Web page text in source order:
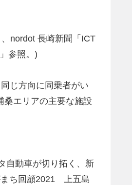
nordot 長崎新聞「ICT
参照。)
じ方向に同乗者がい
桑エリアの主要な施設
動車が切り拓く、新
まち回顧2021 上五島